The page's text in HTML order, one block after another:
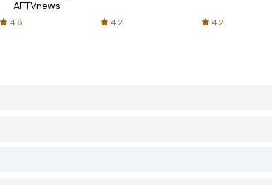
AFTVnews
4.6 4.2 4.2